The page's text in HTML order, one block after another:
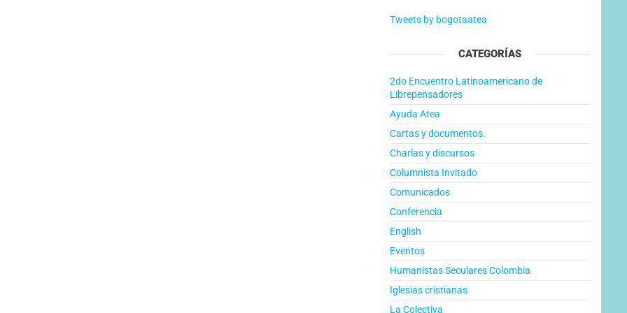
Tweets by bogotaatea
CATEGORÍAS
2do Encuentro Latinoamericano de
Librepensadores
Ayuda Atea
Cartas y documentos.
Charlas y discursos
Columnista Invitado
Comunicados
Conferencia
English
Eventos
Humanistas Seculares Colombia
Iglesias cristianas
La Colectiva